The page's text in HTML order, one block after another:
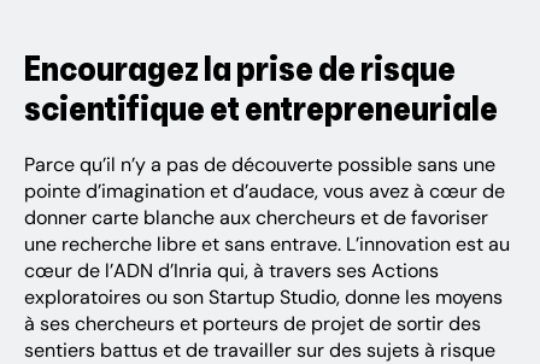
Encouragez la prise de risque
scientifique et entrepreneuriale
Parce qu’il n’y a pas de découverte possible sans une
pointe d’imagination et d’audace, vous avez à cœur de
donner carte blanche aux chercheurs et de favoriser
une recherche libre et sans entrave. L’innovation est au
cœur de l’ADN d’Inria qui, à travers ses Actions
exploratoires ou son Startup Studio, donne les moyens
à ses chercheurs et porteurs de projet de sortir des
sentiers battus et de travailler sur des sujets à risque